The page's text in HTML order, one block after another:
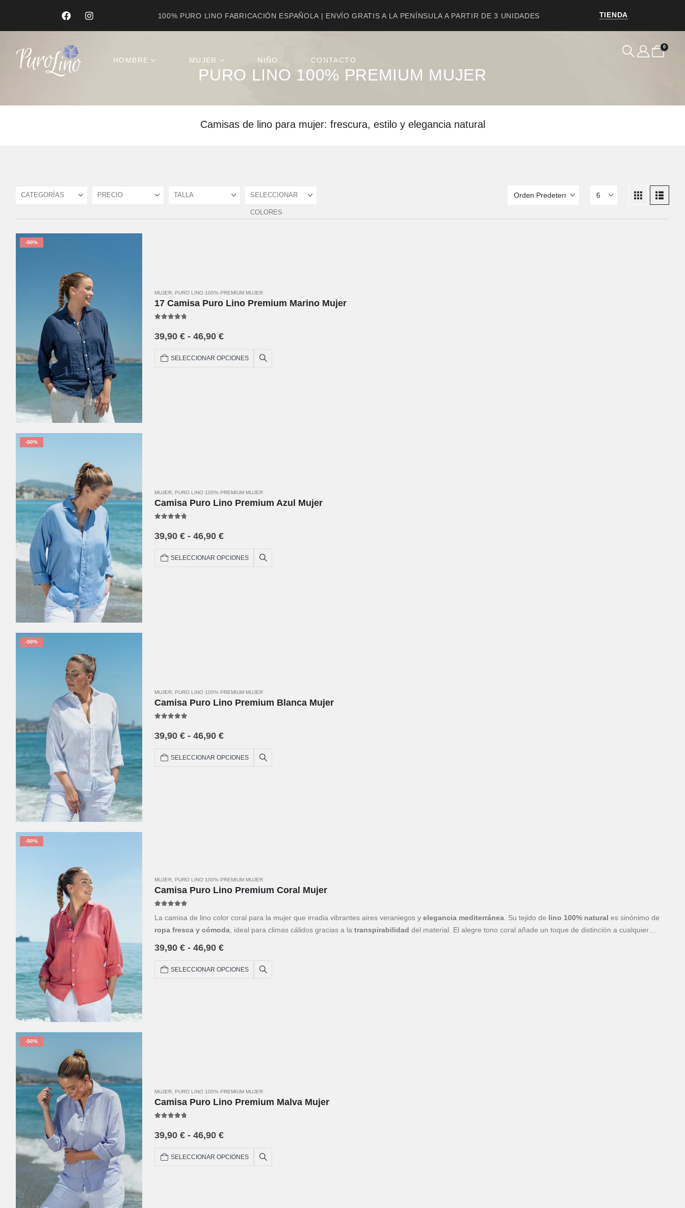
100% PURO LINO FABRICACIÓN ESPAÑOLA | ENVÍO GRATIS A LA PENÍNSULA A PARTIR DE 3 UNIDADES TIENDA
HOMBRE MUJER NIÑO CONTACTO
0
Product Archive
PURO LINO 100% PREMIUM MUJER
Camisas de lino para mujer: frescura, estilo y elegancia natural
CATEGORÍAS PRECIO TALLA SELECCIONAR
COLORES
-50%
MUJER PURO LINO 100% PREMIUM MUJER
17 Camisa Puro Lino Premium Marino Mujer
39,90 € - 46,90 €
SELECCIONAR OPCIONES
-50%
MUJER PURO LINO 100% PREMIUM MUJER
Camisa Puro Lino Premium Azul Mujer
39,90 € - 46,90 €
SELECCIONAR OPCIONES
-50%
MUJER PURO LINO 100% PREMIUM MUJER
Camisa Puro Lino Premium Blanca Mujer
39,90 € - 46,90 €
SELECCIONAR OPCIONES
-50%
MUJER PURO LINO 100% PREMIUM MUJER
Camisa Puro Lino Premium Coral Mujer
La camisa de lino color coral para la mujer que irradia vibrantes aires veraniegos y elegancia mediterránea . Su tejido de lino 100% natural es sinónimo de
ropa fresca y cómoda , ideal para climas cálidos gracias a la transpirabilidad del material. El alegre tono coral añade un toque de distinción a cualquier
prenda clave de
39,90 € - 46,90 €
SELECCIONAR OPCIONES
-50%
MUJER PURO LINO 100% PREMIUM MUJER
Camisa Puro Lino Premium Malva Mujer
39,90 € - 46,90 €
SELECCIONAR OPCIONES